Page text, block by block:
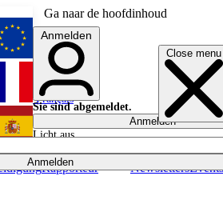
Ga naar de hoofdinhoud
Close menu
Anmelden
Rapporteur NewslettersEvents
English
Français
Anmelden
Sie sind abgemeldet.
Anmelden
Licht aus